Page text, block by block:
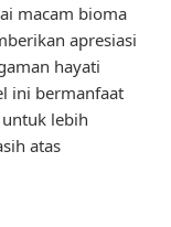
macam bioma
apresiasi
hayati
ini bermanfaat
lebih
atas